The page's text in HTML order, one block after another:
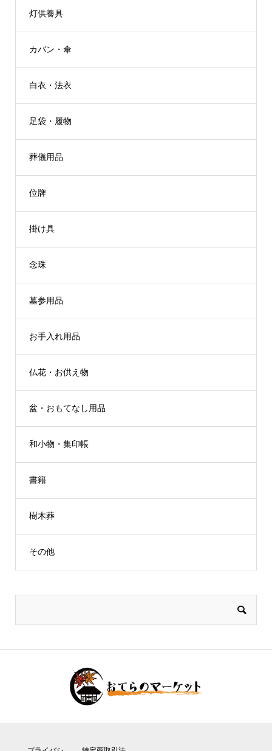
灯供養具
カバン・傘
白衣・法衣
足袋・履物
葬儀用品
位牌
掛け具
念珠
墓参用品
お手入れ用品
仏花・お供え物
盆・おもてなし用品
和小物・集印帳
書籍
樹木葬
その他